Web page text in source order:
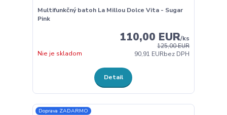
Multifunkčný batoh La Millou Dolce Vita - Sugar
Pink
125,00 EUR
110,00 EUR/ks
90,91 EURbez DPH
Nie je skladom
Detail
Doprava ZADARMO